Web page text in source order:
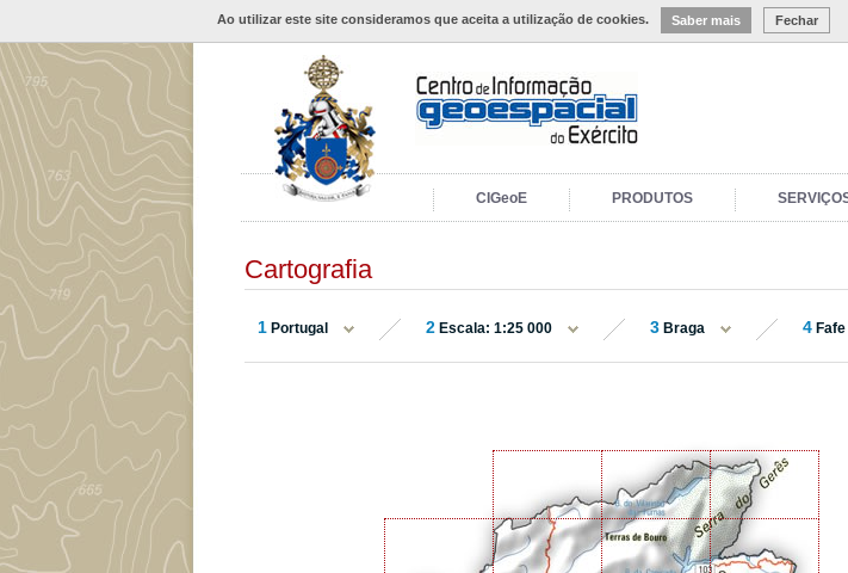
Ao utilizar este site consideramos que aceita a utilização de cookies. Saber mais Fechar
CIGeoE PRODUTOS
Cartografia
1 Portugal 2 Escala: 1:25 000 3 Braga 4 Fafe